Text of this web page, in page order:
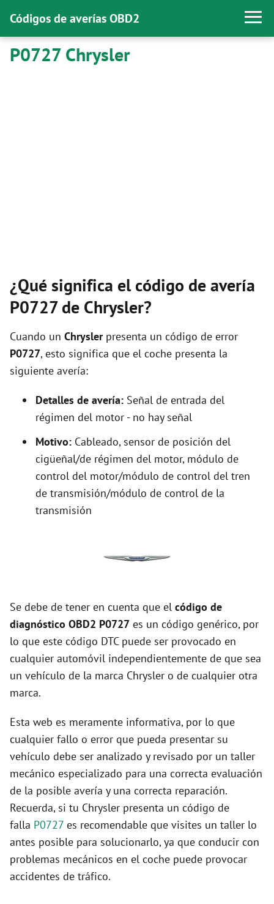
Códigos de averías OBD2
P0727 Chrysler
¿Qué significa el código de avería
P0727 de Chrysler?
Cuando un Chryslerpresenta un código de error
P0727, esto significa que el coche presenta la
siguiente avería:
Detalles de avería: Señal de entrada del
régimen del motor - no hay señal
Motivo: Cableado, sensor de posición del
cigüeñal/de régimen del motor, módulo de
control del motor/módulo de control del tren
de transmisión/módulo de control de la
transmisión
Se debe de tener en cuenta que el código de
diagnóstico OBD2 P0727 es un código genérico, por
lo que este código DTC puede ser provocado en
cualquier automóvil independientemente de que sea
un vehículo de la marca Chrysler o de cualquier otra
marca.
Esta web es meramente informativa, por lo que
cualquier fallo o error que pueda presentar su
vehículo debe ser analizado y revisado por un taller
mecánico especializado para una correcta evaluación
de la posible avería y una correcta reparación.
Recuerda, si tu Chrysler presenta un código de
falla P0727 es recomendable que visites un taller lo
antes posible para solucionarlo, ya que conducir con
problemas mecánicos en el coche puede provocar
accidentes de tráfico.